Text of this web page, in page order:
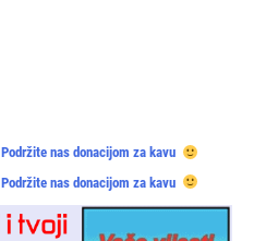
Podržite nas donacijom za kavu
Podržite nas donacijom za kavu